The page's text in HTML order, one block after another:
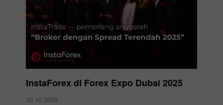
InstaForex di Forex Expo Dubai 2025
10.10.2025